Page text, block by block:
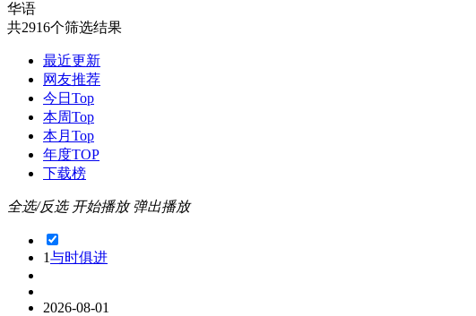
华语
共2916个筛选结果
最近更新
网友推荐
今日Top
本周Top
本月Top
年度TOP
下载榜
全选/反选 开始播放 弹出播放
1与时俱进
2026-08-01